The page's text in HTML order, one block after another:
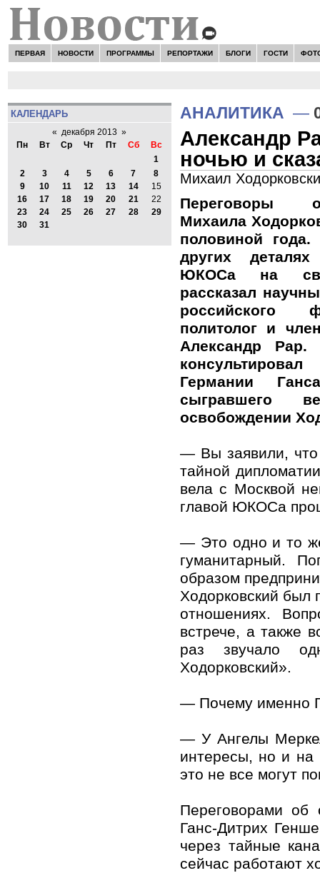
ПЕРВАЯ НОВОСТИ ПРОГРАММЫ РЕПОРТАЖИ БЛОГИ ГОСТИ
КАЛЕНДАРЬ
« декабря 2013 »
Пн
Вт Ср Чт Пт Сб
Вс
1
2
3 4 5 6 7
8
9
10 11 12 13 14
15
16
17 18 19 20 21
22
23
24 25 26 27 28
29
30
31
АНАЛИТИКА —
Александр
ночью и
Михаил
Переговоры
Михаила
половиной
других
ЮКОСа на
рассказал
российского
политолог и
Александр
Германии
сыгравшего
освобождении
— Вы заявили, что
тайной
вела с Москвой
главой ЮКОСа
— Это одно и то
гуманитарный.
образом
Ходорковский был
отношениях.
встрече, а также
раз звучало
Ходорковский».
— Почему именно
— У Ангелы
интересы, но и на
это не все могут
Переговорами об
Ганс-Дитрих
через тайные
сейчас работают